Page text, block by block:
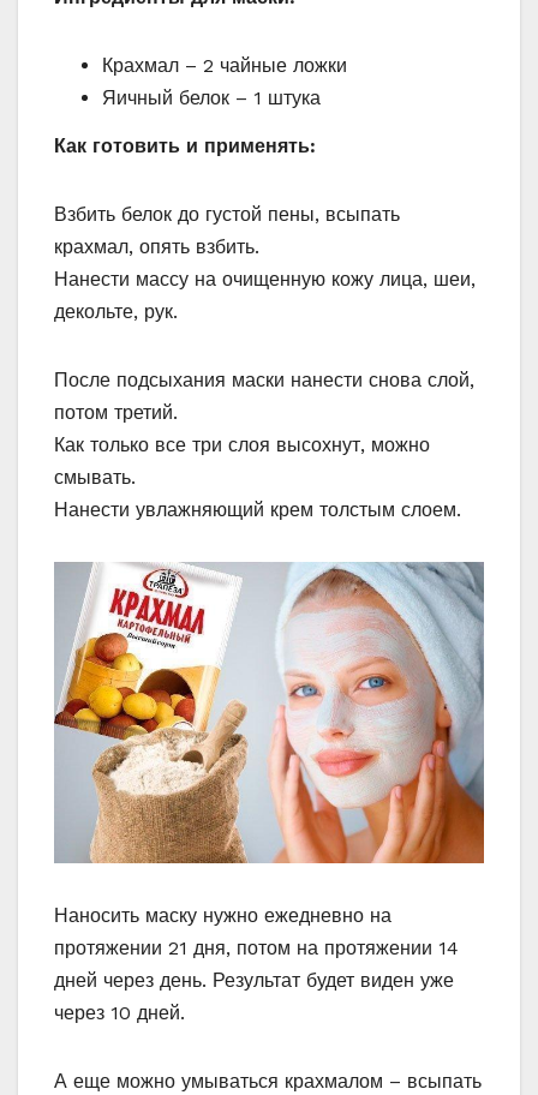
Крахмал – 2 чайные ложки
Яичный белок – 1 штука
Как готовить и применять:
Взбить белок до густой пены, всыпать
крахмал, опять взбить.
Нанести массу на очищенную кожу лица, шеи,
декольте, рук.
После подсыхания маски нанести снова слой,
потом третий.
Как только все три слоя высохнут, можно
смывать.
Нанести увлажняющий крем толстым слоем.
Наносить маску нужно ежедневно на
протяжении 21 дня, потом на протяжении 14
дней через день. Результат будет виден уже
через 10 дней.
А еще можно умываться крахмалом – всыпать